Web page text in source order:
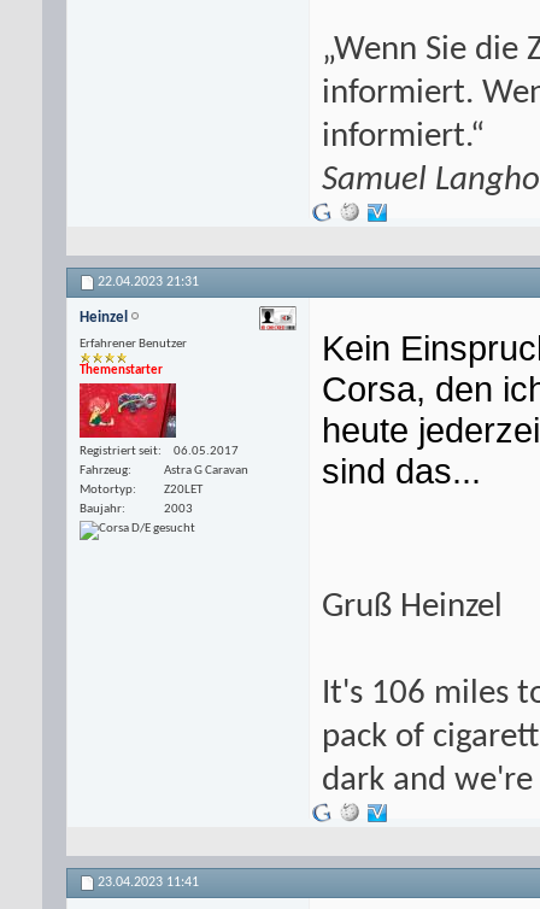
„Wenn Sie die
informiert.
informiert.“
Samuel
22.04.2023 21:31
Heinzel
Erfahrener Benutzer
Themenstarter
Registriert seit
06.05.2017
Fahrzeug
Astra G Caravan
Motortyp
Z20LET
Baujahr
2003
Kein
Corsa, den
heute
sind das...
Gruß Heinzel
It's 106 miles
pack of
dark and
23.04.2023 11:41